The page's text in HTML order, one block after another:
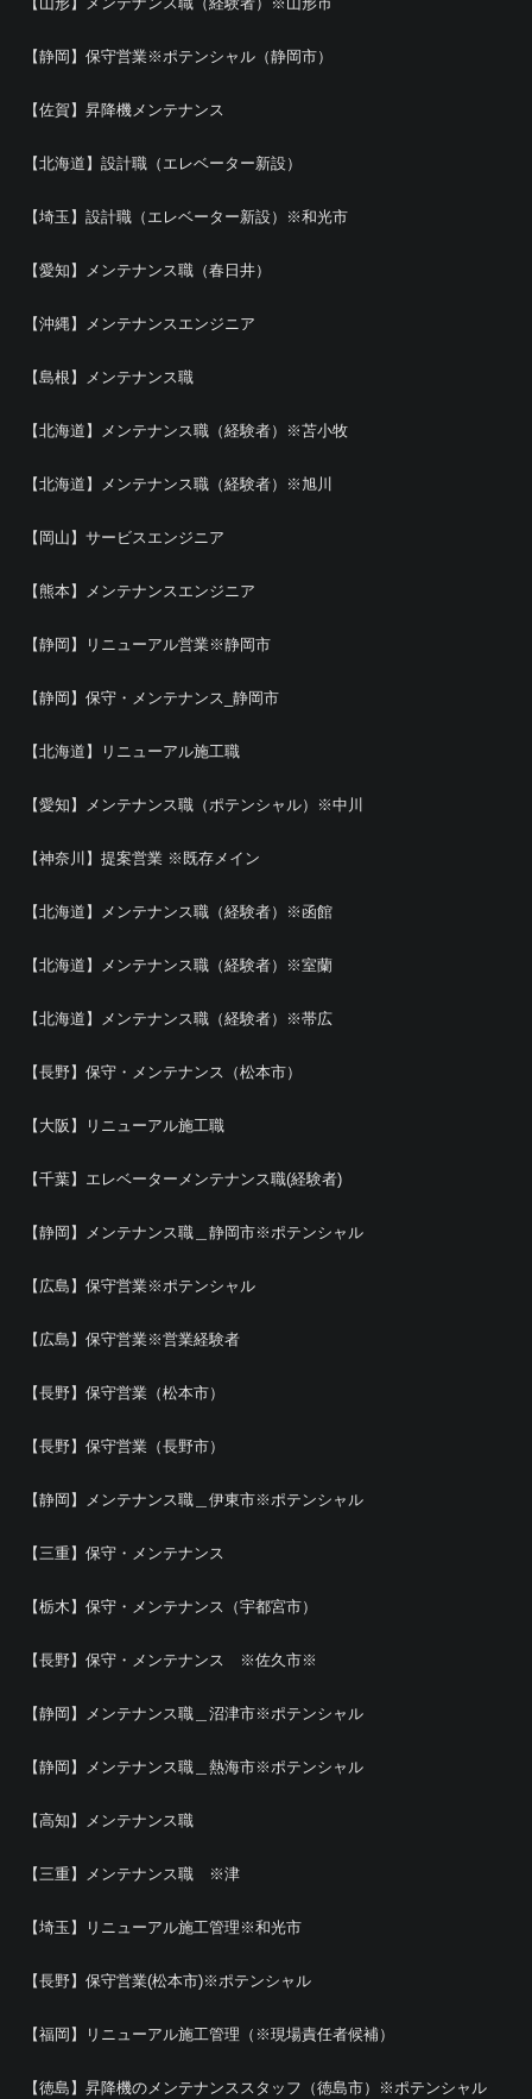
【静岡】保守営業※ポテンシャル（静岡市）
【佐賀】昇降機メンテナンス
【北海道】設計職（エレベーター新設）
【埼玉】設計職（エレベーター新設）※和光市
【愛知】メンテナンス職（春日井）
【沖縄】メンテナンスエンジニア
【島根】メンテナンス職
【北海道】メンテナンス職（経験者）※苫小牧
【北海道】メンテナンス職（経験者）※旭川
【岡山】サービスエンジニア
【熊本】メンテナンスエンジニア
【静岡】リニューアル営業※静岡市
【静岡】保守・メンテナンス_静岡市
【北海道】リニューアル施工職
【愛知】メンテナンス職（ポテンシャル）※中川
【神奈川】提案営業 ※既存メイン
【北海道】メンテナンス職（経験者）※函館
【北海道】メンテナンス職（経験者）※室蘭
【北海道】メンテナンス職（経験者）※帯広
【長野】保守・メンテナンス（松本市）
【大阪】リニューアル施工職
【千葉】エレベーターメンテナンス職(経験者)
【静岡】メンテナンス職＿静岡市※ポテンシャル
【広島】保守営業※ポテンシャル
【広島】保守営業※営業経験者
【長野】保守営業（松本市）
【長野】保守営業（長野市）
【静岡】メンテナンス職＿伊東市※ポテンシャル
【三重】保守・メンテナンス
【栃木】保守・メンテナンス（宇都宮市）
【長野】保守・メンテナンス ※佐久市※
【静岡】メンテナンス職＿沼津市※ポテンシャル
【静岡】メンテナンス職＿熱海市※ポテンシャル
【高知】メンテナンス職
【三重】メンテナンス職 ※津
【埼玉】リニューアル施工管理※和光市
【長野】保守営業(松本市)※ポテンシャル
【福岡】リニューアル施工管理（※現場責任者候補）
【徳島】昇降機のメンテナンススタッフ（徳島市）※ポテンシャル